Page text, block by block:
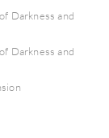
Darkness and
Darkness and